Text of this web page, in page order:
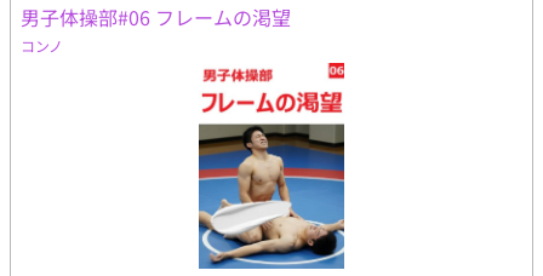
男子体操部#06 フレームの渇望
コンノ